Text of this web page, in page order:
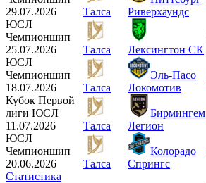
29.07.2026
Талса
Риверхаундс
ЮСЛ
Чемпионшип
25.07.2026
Талса Лексингтон СК
ЮСЛ
Чемпионшип
18.07.2026
Талса
Эль-Пасо
Локомотив
Кубок Первой
лиги ЮСЛ
11.07.2026
Талса
Бирмингем
Легион
ЮСЛ
Чемпионшип
20.06.2026
Талса
Колорадо
Спрингс
Статистика